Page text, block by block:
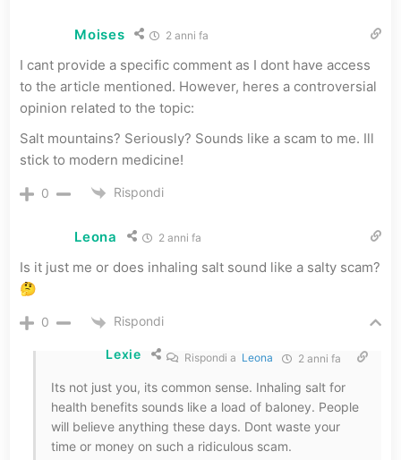
Moises 2 anni fa
I cant provide a specific comment as I dont have access
to the article mentioned. However, heres a controversial
opinion related to the topic:
Salt mountains? Seriously? Sounds like a scam to me. Ill
stick to modern medicine!
0 Rispondi
Leona 2 anni fa
Is it just me or does inhaling salt sound like a salty scam?
🤔
0 Rispondi
Lexie Rispondi a Leona 2 anni fa
Its not just you, its common sense. Inhaling salt for
health benefits sounds like a load of baloney. People
will believe anything these days. Dont waste your
time or money on such a ridiculous scam.